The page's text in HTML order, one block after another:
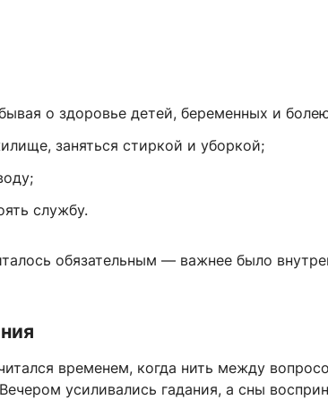
о здоровье детей, беременных и
заняться стиркой и уборкой;
службу.
обязательным — важнее было
временем, когда нить между
усиливались гадания, а сны